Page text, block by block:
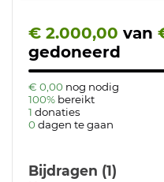
€ 2.000,00 van
gedoneerd
€ 0,00 nog nodig
100% bereikt
1 donaties
0 dagen te gaan
Bijdragen (1)